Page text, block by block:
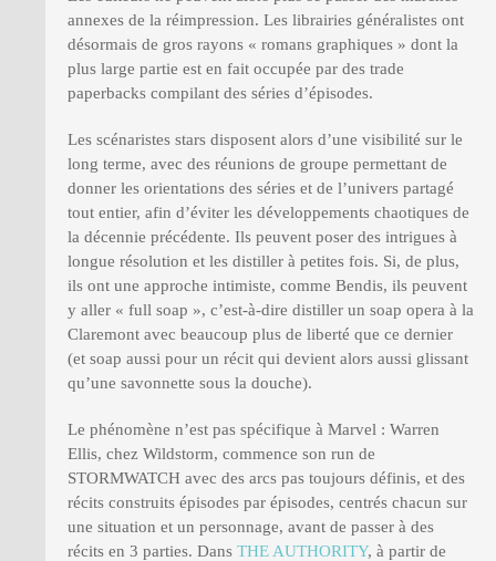
annexes de la réimpression. Les librairies généralistes ont
désormais de gros rayons « romans graphiques » dont la
plus large partie est en fait occupée par des trade
paperbacks compilant des séries d’épisodes.
Les scénaristes stars disposent alors d’une visibilité sur le
long terme, avec des réunions de groupe permettant de
donner les orientations des séries et de l’univers partagé
tout entier, afin d’éviter les développements chaotiques de
la décennie précédente. Ils peuvent poser des intrigues à
longue résolution et les distiller à petites fois. Si, de plus,
ils ont une approche intimiste, comme Bendis, ils peuvent
y aller « full soap », c’est-à-dire distiller un soap opera à la
Claremont avec beaucoup plus de liberté que ce dernier
(et soap aussi pour un récit qui devient alors aussi glissant
qu’une savonnette sous la douche).
Le phénomène n’est pas spécifique à Marvel : Warren
Ellis, chez Wildstorm, commence son run de
STORMWATCH avec des arcs pas toujours définis, et des
récits construits épisodes par épisodes, centrés chacun sur
une situation et un personnage, avant de passer à des
récits en 3 parties. Dans THE AUTHORITY, à partir de